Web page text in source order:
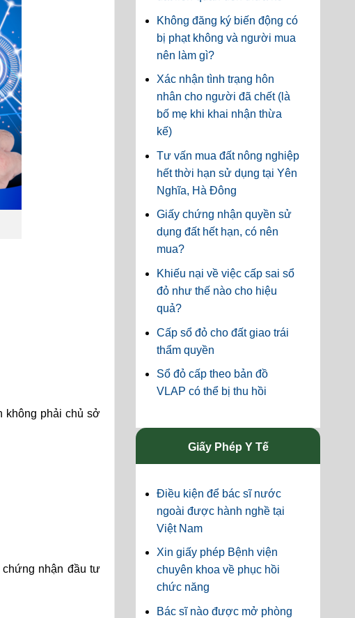
không phải chủ sở
nhận đầu tư
Không đăng ký biến động có
bị phạt không và người mua
nên làm gì?
Xác nhận tình trạng hôn
nhân cho người đã chết (là
bố mẹ khi khai nhận thừa
kế)
Tư vấn mua đất nông nghiệp
hết thời hạn sử dụng tại Yên
Nghĩa, Hà Đông
Giấy chứng nhận quyền sử
dụng đất hết hạn, có nên
mua?
Khiếu nại về việc cấp sai sổ
đỏ như thế nào cho hiệu
quả?
Cấp sổ đỏ cho đất giao trái
thẩm quyền
Sổ đỏ cấp theo bản đồ
VLAP có thể bị thu hồi
Giấy Phép Y Tế
Điều kiện để bác sĩ nước
ngoài được hành nghề tại
Việt Nam
Xin giấy phép Bệnh viện
chuyên khoa về phục hồi
chức năng
Bác sĩ nào được mở phòng